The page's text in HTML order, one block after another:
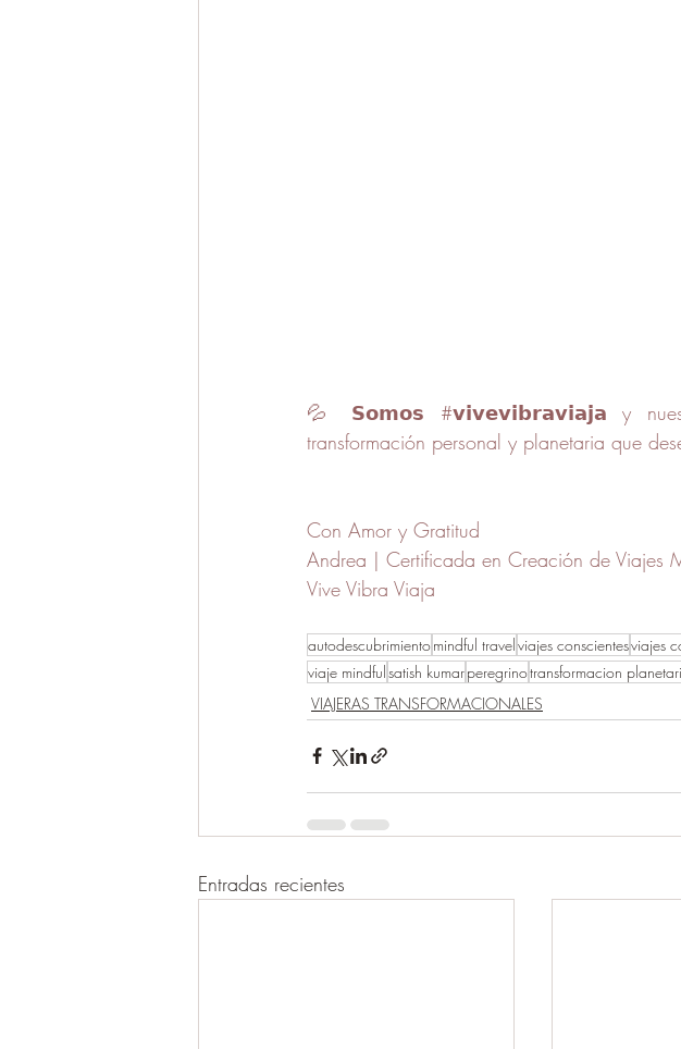
💦 𝗦𝗼𝗺𝗼𝘀 #𝘃𝗶𝘃𝗲𝘃𝗶𝗯𝗿𝗮𝘃𝗶𝗮𝗷𝗮 y
transformación personal y planetaria que
Con Amor y Gratitud
Andrea | Certificada en Creación de Viajes
Vive Vibra Viaja
autodescubrimientomindful travelviajes conscientesviajes
viaje mindfulsatish kumarperegrinotransformacion
VIAJERAS TRANSFORMACIONALES
Entradas recientes